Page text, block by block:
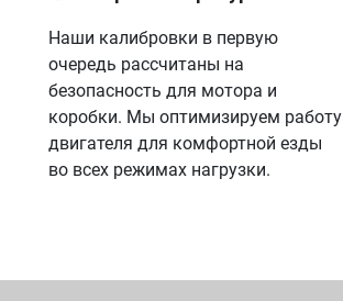
Наши калибровки в первую
очередь рассчитаны на
безопасность для мотора и
коробки. Мы оптимизируем работу
двигателя для комфортной езды
во всех режимах нагрузки.